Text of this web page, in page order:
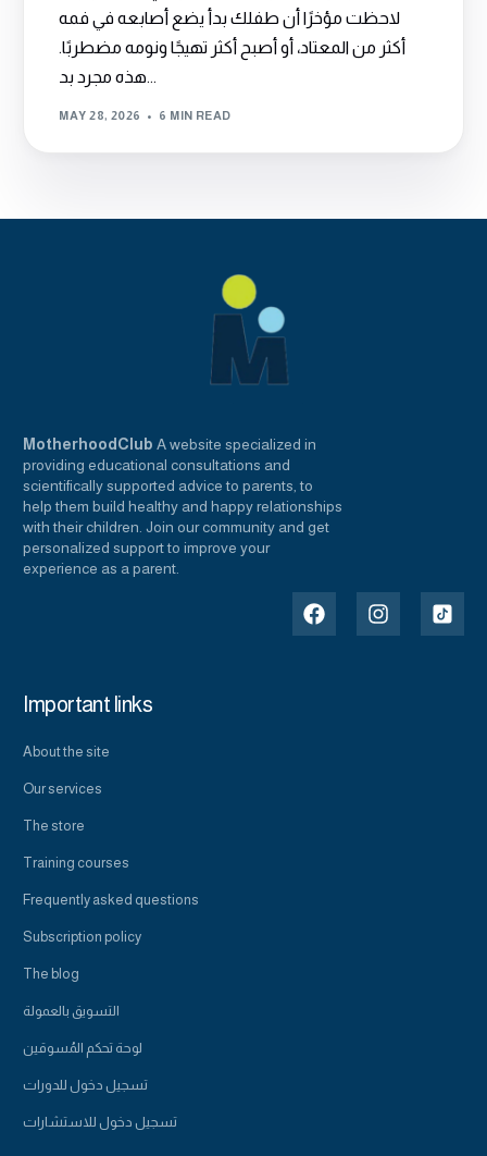
لاحظت مؤخرًا أن طفلك بدأ يضع أصابعه في فمه
أكثر من المعتاد، أو أصبح أكثر تهيجًا ونومه مضطربًا.
هذه مجرد بد...
MAY 28, 2026 6 MIN READ
MotherhoodClub A website specialized in
providing educational consultations and
scientifically supported advice to parents, to
help them build healthy and happy relationships
with their children. Join our community and get
personalized support to improve your
experience as a parent.
Important links
About the site
Our services
The store
Training courses
Frequently asked questions
Subscription policy
The blog
التسويق بالعمولة
لوحة تحكم المُسوقين
تسجيل دخول للدورات
تسجيل دخول للاستشارات